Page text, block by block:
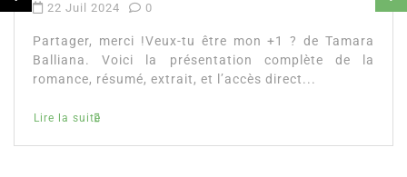
Romances – l’actualité : été 2026
6 Juil 2026
Trois nouveautés récentes à lire si vous aimez les